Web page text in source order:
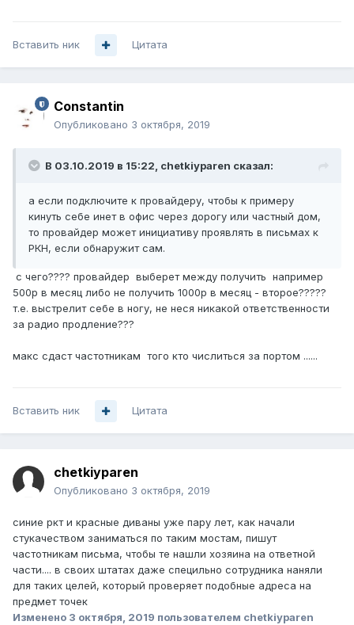
Вставить ник Цитата
Constantin
Опубликовано 3 октября, 2019
В 03.10.2019 в 15:22, chetkiyparen сказал:
а если подключите к провайдеру, чтобы к примеру
кинуть себе инет в офис через дорогу или частный дом,
то провайдер может инициативу проявлять в письмах к
РКН, если обнаружит сам.
с чего???? провайдер выберет между получить например
500р в месяц либо не получить 1000р в месяц - второе?????
т.е. выстрелит себе в ногу, не неся никакой ответственности
за радио продление???
макс сдаст частотникам того кто числиться за портом ......
Вставить ник Цитата
chetkiyparen
Опубликовано 3 октября, 2019
синие ркт и красные диваны уже пару лет, как начали
стукачеством заниматься по таким мостам, пишут
частотникам письма, чтобы те нашли хозяина на ответной
части.... в своих штатах даже специльно сотрудника наняли
для таких целей, который проверяет подобные адреса на
предмет точек
Изменено 3 октября, 2019 пользователем chetkiyparen